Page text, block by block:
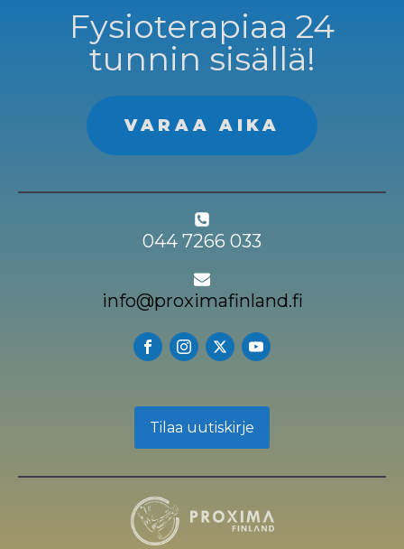
Fysioterapiaa 24
tunnin sisällä!
VARAA AIKA
044 7266 033
info@proximafinland.fi
Tilaa uutiskirje